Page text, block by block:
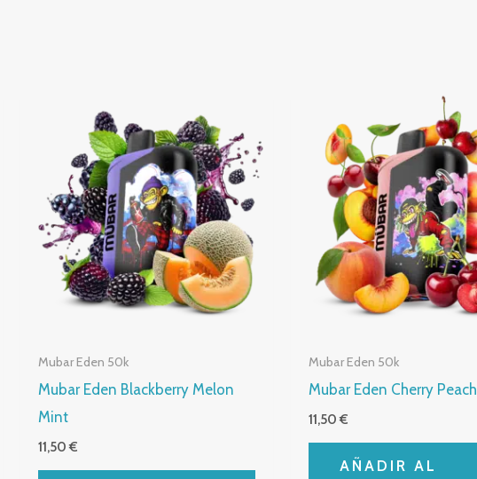
Mubar Eden 50k
Mubar Eden Blackberry Melon
Mint
11,50€
Mubar Eden 50k
Mubar Eden Cherry Peach
11,50€
AÑADIR AL